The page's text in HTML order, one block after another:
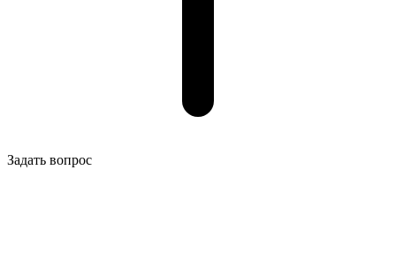
Задать вопрос